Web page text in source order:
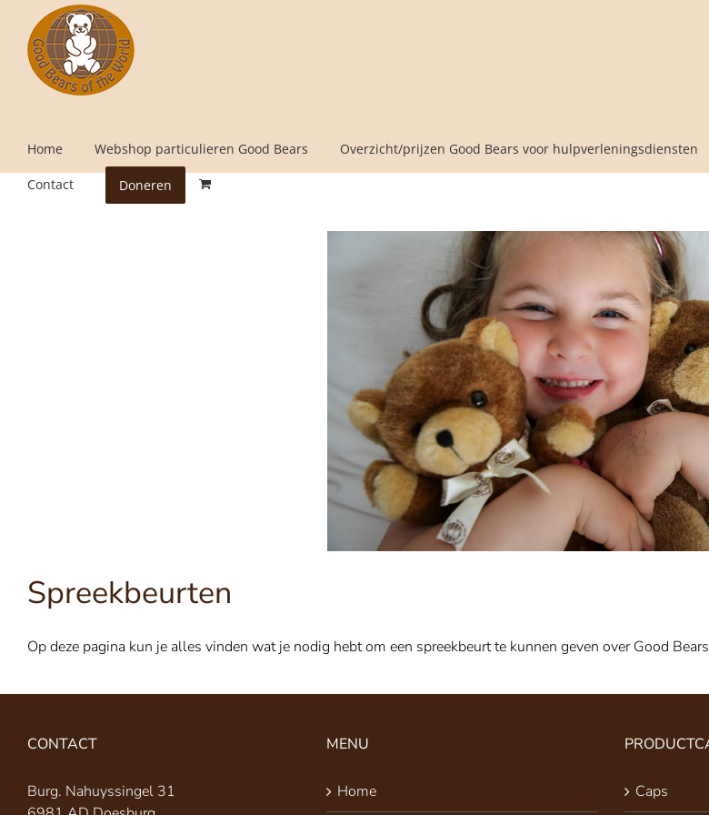
content
Home Webshop particulieren Good Bears Overzicht/prijzen Good Bears voor hulpverleningsdiensten
Contact Doneren
Spreekbeurten
Op deze pagina kun je alles vinden wat je nodig hebt om een spreekbeurt te kunnen geven over Good
CONTACT
Burg. Nahuyssingel 31
MENU
Home Caps